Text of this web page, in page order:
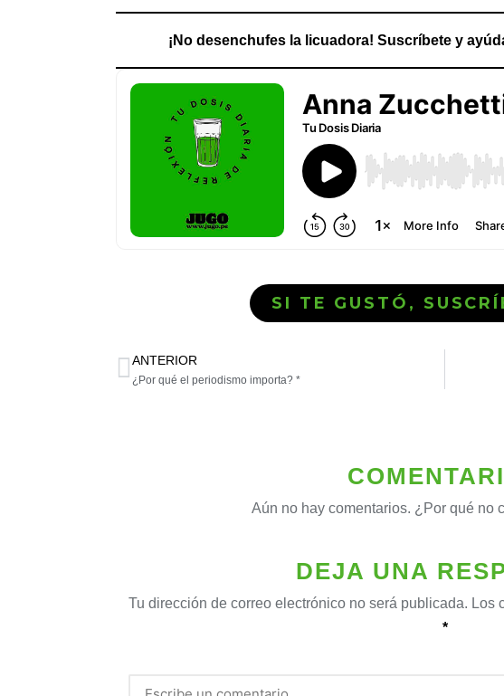
¡No desenchufes la licuadora! Suscríbete y
SI TE GUSTÓ,
ANTERIOR
¿Por qué el periodismo importa? *
Aún no hay comentarios. ¿Por qué no
DEJA UNA
Tu dirección de correo electrónico no será publicada. Los
*